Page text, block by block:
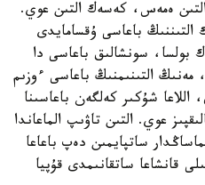
ەمەس، كەسەك التىن عوي.
باعاسى ۇقسامايدى
بولسا، سونشالىق باعاسى دا
التىنىمنىڭ باعاسى ءوزىم
شۇكىر كەلگەن باعاسىنا
عوي. التىن تاۋىپ الماعاندا
ساتپايمىن دەپ باعاعا
قانشاعا ساتقانىمدى قۇپيا